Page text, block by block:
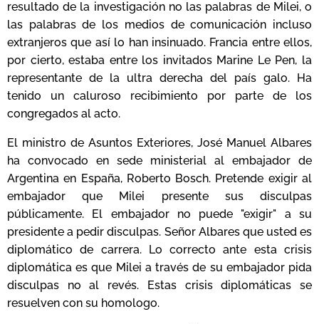
resultado de la investigación no las palabras de Milei, o
las palabras de los medios de comunicación incluso
extranjeros que así lo han insinuado. Francia entre ellos,
por cierto, estaba entre los invitados Marine Le Pen, la
representante de la ultra derecha del país galo. Ha
tenido un caluroso recibimiento por parte de los
congregados al acto.
El ministro de Asuntos Exteriores, José Manuel Albares
ha convocado en sede ministerial al embajador de
Argentina en España, Roberto Bosch. Pretende exigir al
embajador que Milei presente sus disculpas
públicamente. El embajador no puede "exigir" a su
presidente a pedir disculpas. Señor Albares que usted es
diplomático de carrera. Lo correcto ante esta crisis
diplomática es que Milei a través de su embajador pida
disculpas no al revés. Estas crisis diplomáticas se
resuelven con su homologo.